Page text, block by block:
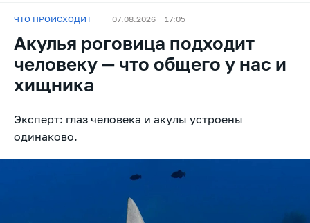
ЧТО ПРОИСХОДИТ 07.08.2026 17:05
Акулья роговица подходит
человеку — что общего у нас и
хищника
Эксперт: глаз человека и акулы устроены
одинаково.